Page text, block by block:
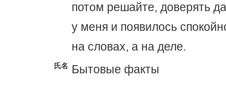
потом решайте, доверять
у меня и появилось
на словах, а на деле.
氏名 Бытовые факты